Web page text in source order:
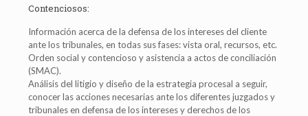
Contenciosos:
Información acerca de la defensa de los intereses del cliente
ante los tribunales, en todas sus fases: vista oral, recursos, etc.
Orden social y contencioso y asistencia a actos de conciliación
(SMAC).
Análisis del litigio y diseño de la estrategia procesal a seguir,
conocer las acciones necesarias ante los diferentes juzgados y
tribunales en defensa de los intereses y derechos de los